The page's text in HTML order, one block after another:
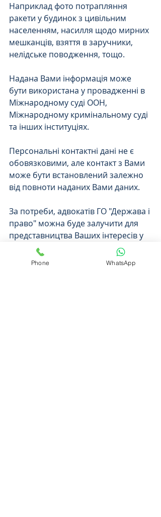
Наприклад фото потрапляння
ракети у будинок з цивільним
населенням, насилля щодо мирних
мешканців, взяття в заручники,
нелідське поводження, тощо.
Надана Вами інформація може
бути використана у провадженні в
Міжнародному суді ООН,
Міжнародному кримінальному суді
та інших інституціях.
Персональні контактні дані не є
обовязковими, але контакт з Вами
може бути встановлений залежно
від повноти наданих Вами даних.
За потреби, адвокатів ГО "Держава і
право" можна буде залучити для
представництва Ваших інтересів у
відповідних провадженнях.
Phone WhatsApp